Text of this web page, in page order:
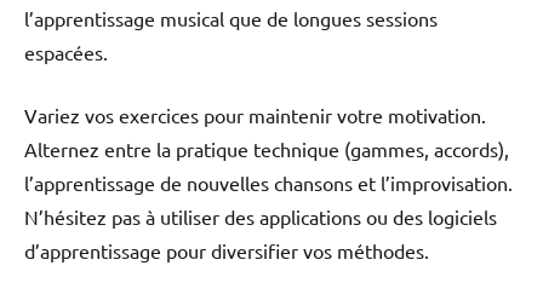
l’apprentissage musical que de longues sessions
espacées.
Variez vos exercices pour maintenir votre motivation.
Alternez entre la pratique technique (gammes, accords),
l’apprentissage de nouvelles chansons et l’improvisation.
N’hésitez pas à utiliser des applications ou des logiciels
d’apprentissage pour diversifier vos méthodes.